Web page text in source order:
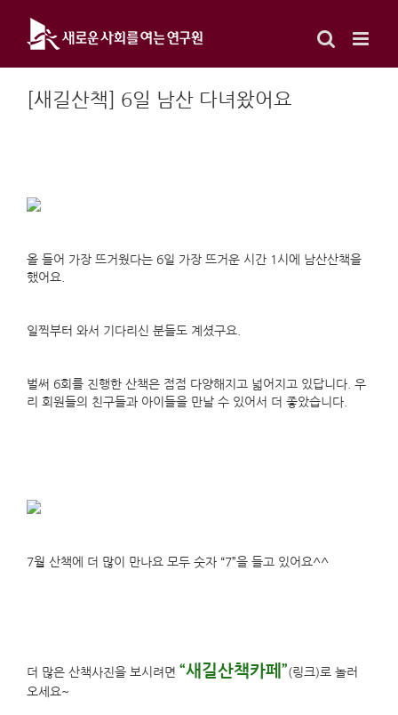
content
[새길산책] 6일 남산 다녀왔어요
올 들어 가장 뜨거웠다는 6일 가장 뜨거운 시간 1시에 남산산책을
했어요.
일찍부터 와서 기다리신 분들도 계셨구요.
벌써 6회를 진행한 산책은 점점 다양해지고 넓어지고 있답니다. 우
리 회원들의 친구들과 아이들을 만날 수 있어서 더 좋았습니다.
7월 산책에 더 많이 만나요 모두 숫자 “7”을 들고 있어요^^
더 많은 산책사진을 보시려면 “새길산책카페”(링크)로 놀러
오세요~